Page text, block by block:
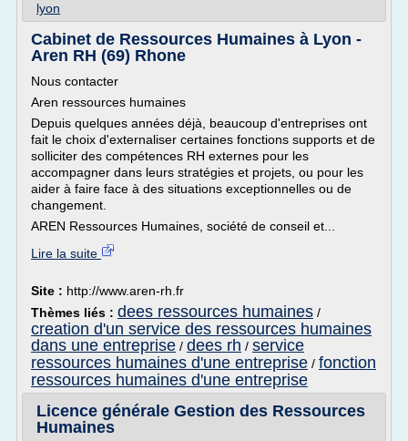
lyon
Cabinet de Ressources Humaines à Lyon -
Aren RH (69) Rhone
Nous contacter
Aren ressources humaines
Depuis quelques années déjà, beaucoup d'entreprises ont
fait le choix d'externaliser certaines fonctions supports et de
solliciter des compétences RH externes pour les
accompagner dans leurs stratégies et projets, ou pour les
aider à faire face à des situations exceptionnelles ou de
changement.
AREN Ressources Humaines, société de conseil et...
Lire la suite
Site : http://www.aren-rh.fr
Thèmes liés : dees ressources humaines /
creation d'un service des ressources humaines
dans une entreprise / dees rh / service
ressources humaines d'une entreprise / fonction
ressources humaines d'une entreprise
Licence générale Gestion des Ressources
Humaines